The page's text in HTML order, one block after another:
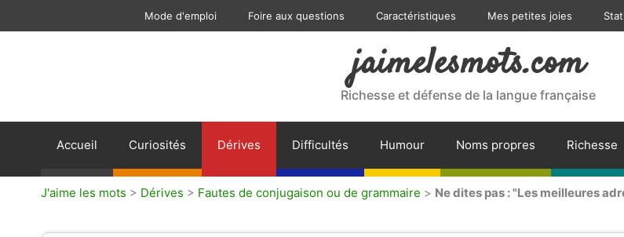
Mode d'emploi Foire aux questions Caractéristiques Mes petites joies
jaimelesmots.com
Richesse et défense de la langue française
Accueil Curiosités Dérives Difficultés Humour Noms propres Richesse
J'aime les mots > Dérives > Fautes de conjugaison ou de grammaire > Ne dites pas : "Les meilleures